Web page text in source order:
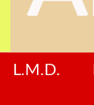
L.M.D.